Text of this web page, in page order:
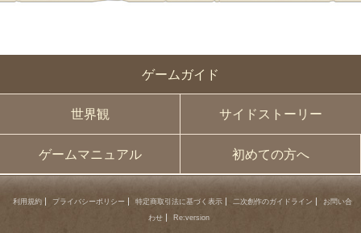
ゲームガイド
世界観 サイドストーリー
ゲームマニュアル 初めての方へ
利用規約 プライバシーポリシー 特定商取引法に基づく表示 二次創作のガイドライン
お問い合
わせ
Re:version